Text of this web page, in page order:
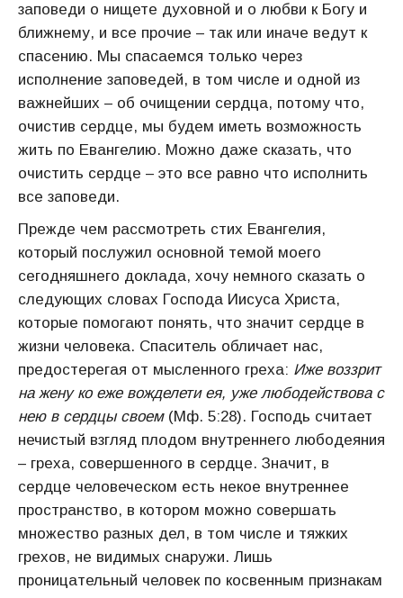
заповеди о нищете духовной и о любви к Богу и
ближнему, и все прочие – так или иначе ведут к
спасению. Мы спасаемся только через
исполнение заповедей, в том числе и одной из
важнейших – об очищении сердца, потому что,
очистив сердце, мы будем иметь возможность
жить по Евангелию. Можно даже сказать, что
очистить сердце – это все равно что исполнить
все заповеди.
Прежде чем рассмотреть стих Евангелия,
который послужил основной темой моего
сегодняшнего доклада, хочу немного сказать о
следующих словах Господа Иисуса Христа,
которые помогают понять, что значит сердце в
жизни человека. Спаситель обличает нас,
предостерегая от мысленного греха: Иже воззрит
на жену ко еже вожделети ея, уже любодействова с
нею в сердцы своем(Мф. 5:28). Господь считает
нечистый взгляд плодом внутреннего любодеяния
– греха, совершенного в сердце. Значит, в
сердце человеческом есть некое внутреннее
пространство, в котором можно совершать
множество разных дел, в том числе и тяжких
грехов, не видимых снаружи. Лишь
проницательный человек по косвенным признакам